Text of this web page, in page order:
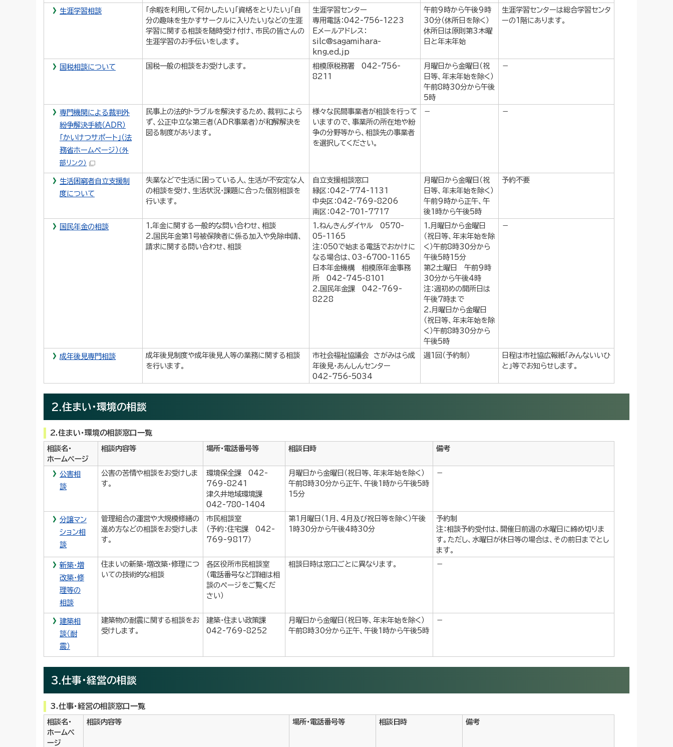
生涯学習相談
「余暇を利用して何かしたい」「資格をとりたい」「自
分の趣味を生かすサークルに入りたい」などの生涯
学習に関する相談を随時受け付け、市民の皆さんの
生涯学習のお手伝いをします。
生涯学習センター
専用電話：042-756-1223
Eメールアドレス：
silc@sagamihara-
kng.ed.jp
午前9時から午後9時
30分（休所日を除く）
休所日は原則第3木曜
日と年末年始
生涯学習センターは総合学習センタ
ーの1階にあります。
国税相談について 国税一般の相談をお受けします。
相模原税務署 042-756-
8211
月曜日から金曜日（祝
日等、年末年始を除く）
午前8時30分から午後
5時
－
専門機関による裁判外
紛争解決手続（ADR）
「かいけつサポート」（法
務省ホームページ） （外
部リンク）
民事上の法的トラブルを解決するため、裁判によら
ず、公正中立な第三者（ADR事業者）が和解解決を
図る制度があります。
様々な民間事業者が相談を行って
いますので、事業所の所在地や紛
争の分野等から、相談先の事業者
を選択してください。
－ －
生活困窮者自立支援制
度について
失業などで生活に困っている人、生活が不安定な人
の相談を受け、生活状況・課題に合った個別相談を
行います。
自立支援相談窓口
緑区：042-774-1131
中央区：042-769-8206
南区：042-701-7717
月曜日から金曜日（祝
日等、年末年始を除く）
午前9時から正午、午
後1時から午後5時
予約不要
国民年金の相談
1.年金に関する一般的な問い合わせ、相談
2.国民年金第1号被保険者に係る加入や免除申請、
請求に関する問い合わせ、相談
1.ねんきんダイヤル 0570-
05-1165
注：050で始まる電話でおかけに
なる場合は、03-6700-1165
日本年金機構 相模原年金事務
所 042-745-8101
2.国民年金課 042-769-
8228
1.月曜日から金曜日
（祝日等、年末年始を除
く）午前8時30分から
午後5時15分
第2土曜日 午前9時
30分から午後4時
注：週初めの開所日は
午後7時まで
2.月曜日から金曜日
（祝日等、年末年始を除
く）午前8時30分から
午後5時
－
成年後見専門相談
成年後見制度や成年後見人等の業務に関する相談
を行います。
市社会福祉協議会 さがみはら成
年後見・あんしんセンター
042-756-5034
週1回（予約制）
日程は市社協広報紙「みんないいひ
と」等でお知らせします。
2.住まい・環境の相談
2.住まい・環境の相談窓口一覧
相談名・
ホームページ
相談内容等 場所・電話番号等 相談日時 備考
公害相
談
公害の苦情や相談をお受けしま
す。
環境保全課 042-
769-8241
津久井地域環境課
042-780-1404
月曜日から金曜日（祝日等、年末年始を除く）
午前8時30分から正午、午後1時から午後5時
15分
－
分譲マン
ション相
談
管理組合の運営や大規模修繕の
進め方などの相談をお受けしま
す。
市民相談室
（予約：住宅課 042-
769-9817）
第1月曜日（1月、4月及び祝日等を除く）午後
1時30分から午後4時30分
予約制
注：相談予約受付は、開催日前週の水曜日に締め切りま
す。ただし、水曜日が休日等の場合は、その前日までとし
ます。
新築・増
改築・修
理等の
相談
住まいの新築・増改築・修理につ
いての技術的な相談
各区役所市民相談室
（電話番号など詳細は相
談のページをご覧くだ
さい）
相談日時は窓口ごとに異なります。 －
建築相
談（耐
震）
建築物の耐震に関する相談をお
受けします。
建築・住まい政策課
042-769-8252
月曜日から金曜日（祝日等、年末年始を除く）
午前8時30分から正午、午後1時から午後5時
－
3.仕事・経営の相談
3.仕事・経営の相談窓口一覧
相談名・
ホームペ
ージ
相談内容等 場所・電話番号等 相談日時 備考